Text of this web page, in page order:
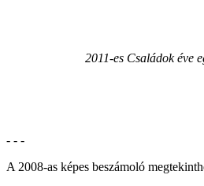
2011-es Családok éve
- - -
A 2008-as képes beszámoló